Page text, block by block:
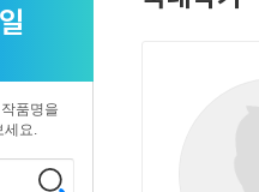
품명을
세요.